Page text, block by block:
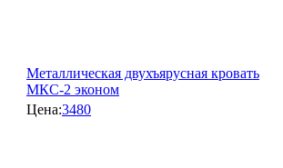
Металлическая двухъярусная кровать
МКС-2 эконом
Цена:3480